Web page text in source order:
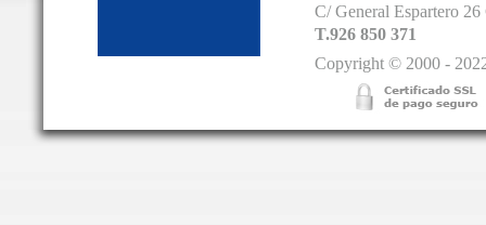
C/ General Espartero
T.926 850 371
Copyright © 2000 -